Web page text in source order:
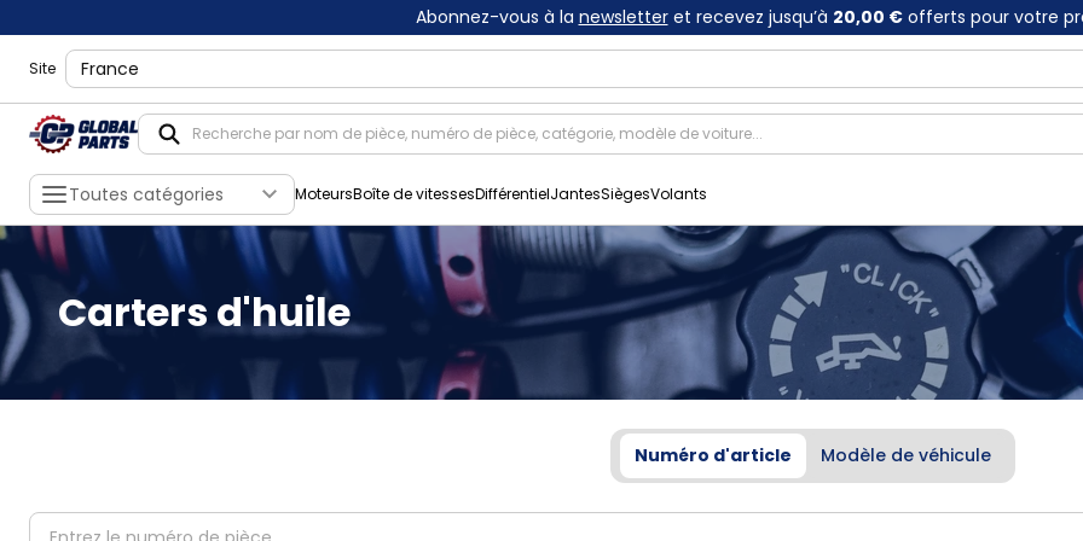
Abonnez-vous à la newsletteret recevez jusqu’à 20,00 €offerts pour votre
Site shippingLocation
Toutes catégories MoteursBoîte de vitessesDifférentielJantesSiègesVolants
Carters d'huile
Numéro d'article Modèle de véhicule
partNumber